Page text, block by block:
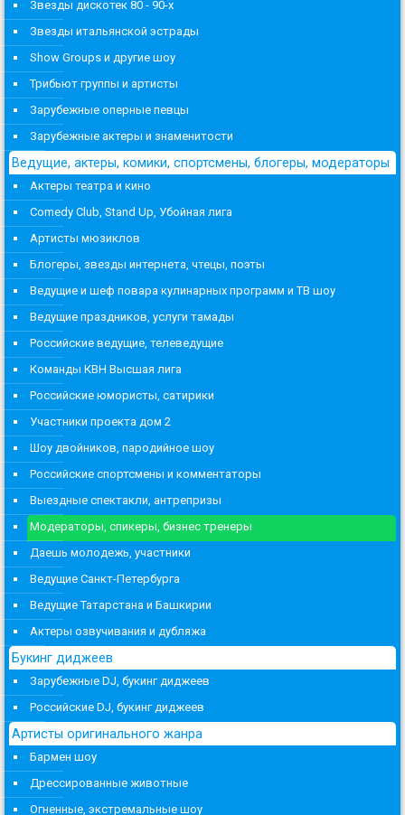
Звезды дискотек 80 - 90-х
Звезды итальянской эстрады
Show Groups и другие шоу
Трибьют группы и артисты
Зарубежные оперные певцы
Зарубежные актеры и знаменитости
Ведущие, актеры, комики, спортсмены, блогеры, модераторы
Актеры театра и кино
Comedy Club, Stand Up, Убойная лига
Артисты мюзиклов
Блогеры, звезды интернета, чтецы, поэты
Ведущие и шеф повара кулинарных программ и ТВ шоу
Ведущие праздников, услуги тамады
Российские ведущие, телеведущие
Команды КВН Высшая лига
Российские юмористы, сатирики
Участники проекта дом 2
Шоу двойников, пародийное шоу
Российские спортсмены и комментаторы
Выездные спектакли, антрепризы
Модераторы, спикеры, бизнес тренеры
Даешь молодежь, участники
Ведущие Санкт-Петербурга
Ведущие Татарстана и Башкирии
Актеры озвучивания и дубляжа
Букинг диджеев
Зарубежные DJ, букинг диджеев
Российские DJ, букинг диджеев
Артисты оригинального жанра
Бармен шоу
Дрессированные животные
Огненные, экстремальные шоу